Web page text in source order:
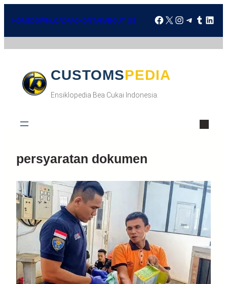
HOMEDOWNLOADFAQKONTAKABOUT US Facebook
X
CUSTOMSPEDIA
Ensiklopedia Bea Cukai Indonesia.
persyaratan dokumen